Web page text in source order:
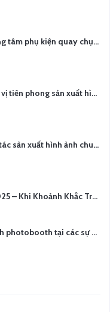
YCN MEDIA – Trung tâm phụ kiện quay chụp tại Hà Nội
YCN MEDIA – Đơn vị tiên phong sản xuất hình ảnh & âm thanh bằng AI tại Hà Nội
YCN MEDIA – Đối tác sản xuất hình ảnh chuyên nghiệp cho doanh nghiệp tại Hà Nội
Year End Party 2025 – Khi Khoảnh Khắc Trở Thành Dấu Ấn | Gói Ưu Đãi Tháng 12 Từ YCN Media
Xu hướng chụp ảnh photobooth tại các sự kiện hiện nay